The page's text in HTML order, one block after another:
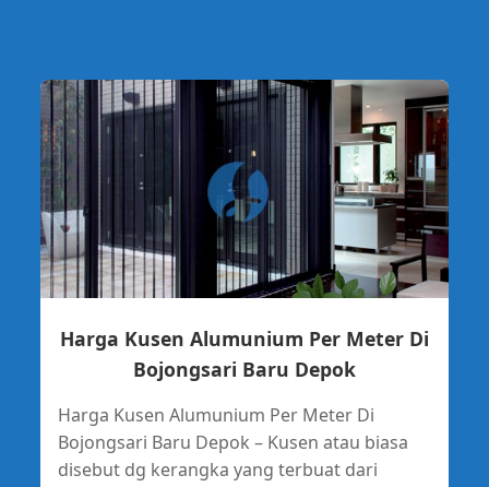
Harga Kusen Alumunium Per Meter Di
Bojongsari Baru Depok
Harga Kusen Alumunium Per Meter Di
Bojongsari Baru Depok – Kusen atau biasa
disebut dg kerangka yang terbuat dari